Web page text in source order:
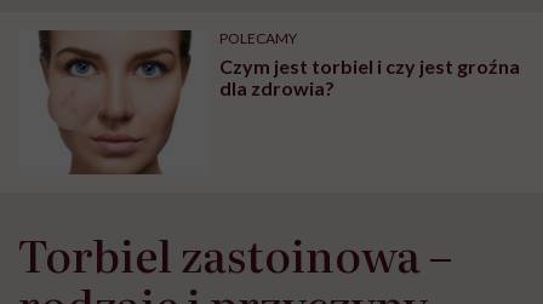
może chyba tylko
głupota i brak
wyobraźni"
pracy
POLECAMY
Czym jest torbiel i czy jest groźna
dla zdrowia?
Torbiel zastoinowa –